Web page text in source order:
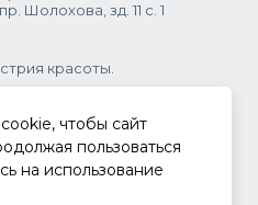
Шолохова, зд. 11 с. 1
красоты.
.
чтобы сайт
пользоваться
на использование